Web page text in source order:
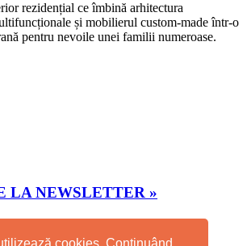
cookies. Continuând
rezidențial ce îmbină arhitectura
și mobilierul custom-made într-o
pentru nevoile unei familii numeroase.
LA NEWSLETTER »